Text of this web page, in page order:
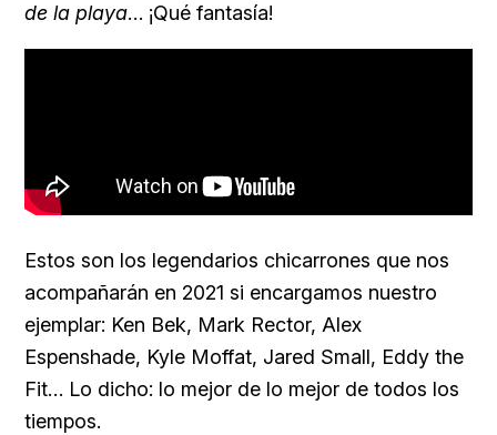
de la playa… ¡Qué fantasía!
Estos son los legendarios chicarrones que nos
acompañarán en 2021 si encargamos nuestro
ejemplar: Ken Bek, Mark Rector, Alex
Espenshade, Kyle Moffat, Jared Small, Eddy the
Fit… Lo dicho: lo mejor de lo mejor de todos los
tiempos.